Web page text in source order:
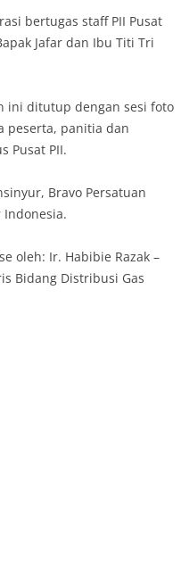
bertugas staff PII Pusat
Jafar dan Ibu Titi Tri
ini ditutup dengan sesi foto
peserta, panitia dan
Pusat PII.
Bravo Persatuan
oleh: Ir. Habibie Razak –
Bidang Distribusi Gas